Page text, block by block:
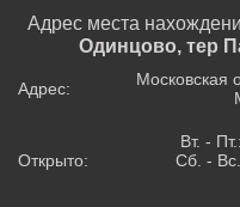
Адрес места
Одинцово, тер
Адрес:
Московская
Открыто:
Вт. -
Сб. -